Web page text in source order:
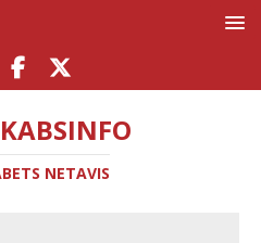
NETAVIS